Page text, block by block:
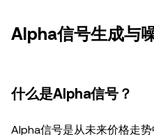
Alpha信号生成与
什么是Alpha信号？
Alpha信号是从未来价格走